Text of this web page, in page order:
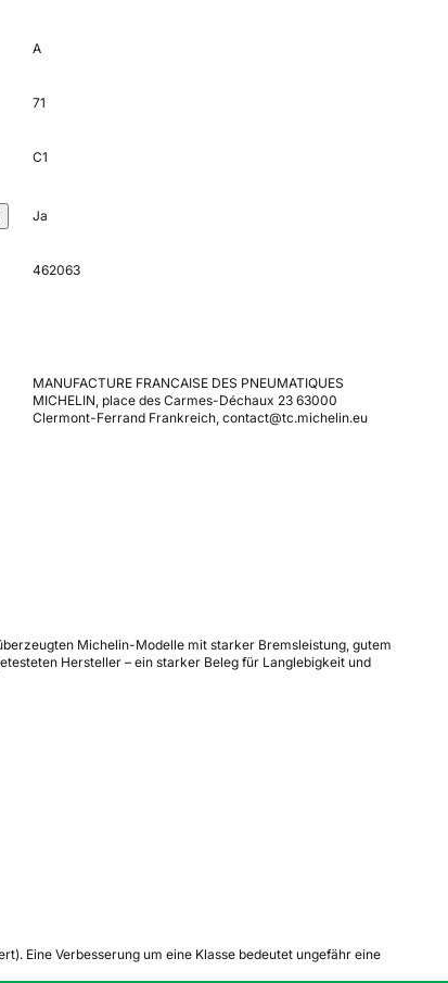
A
71
C1
Ja
462063
MANUFACTURE FRANCAISE DES PNEUMATIQUES
MICHELIN, place des Carmes-Déchaux 23 63000
Clermont-Ferrand Frankreich, contact@tc.michelin.eu
Michelin-Modelle mit starker Bremsleistung, gutem
Hersteller – ein starker Beleg für Langlebigkeit und
Eine Verbesserung um eine Klasse bedeutet ungefähr eine